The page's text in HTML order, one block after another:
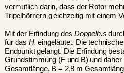
vermutlich darin, dass der Rotor
Tripelhörnern gleichzeitig mit einem
Mit der Erfindung des Doppelh.s
für das H. eingeläutet. Die
Endpunkt gelangt. Die Erfindung
Grundstimmung (F und B) und
Gesamtlänge, B = 2,8 m